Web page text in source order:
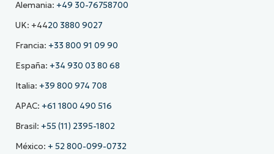
Alemania: +49 30-76758700
UK: +4420 3880 9027
Francia: +33 800 91 09 90
España: +34 930 03 80 68
Italia: +39 800 974 708
APAC: +61 1800 490 516
Brasil: +55 (11) 2395-1802
México: + 52 800-099-0732